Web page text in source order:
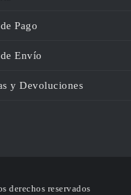
Pago
Envío
y Devoluciones
reservados